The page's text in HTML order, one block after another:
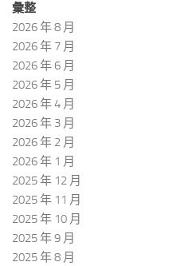
彙整
2026 年 8 月
2026 年 7 月
2026 年 6 月
2026 年 5 月
2026 年 4 月
2026 年 3 月
2026 年 2 月
2026 年 1 月
2025 年 12 月
2025 年 11 月
2025 年 10 月
2025 年 9 月
2025 年 8 月